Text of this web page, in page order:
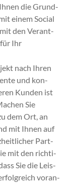
die Grund­
einem Social
den Ver­ant­
Ihr
nach Ihren
und kon­
Kun­den ist
Sie
dem Ort, an
mit Ihnen auf
Part­
mit den richti­
Sie die Leis­
voran­